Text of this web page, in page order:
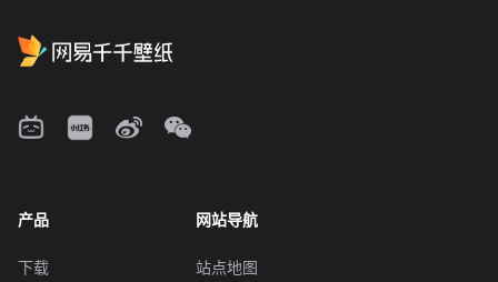
产品
下载
网站导航
站点地图